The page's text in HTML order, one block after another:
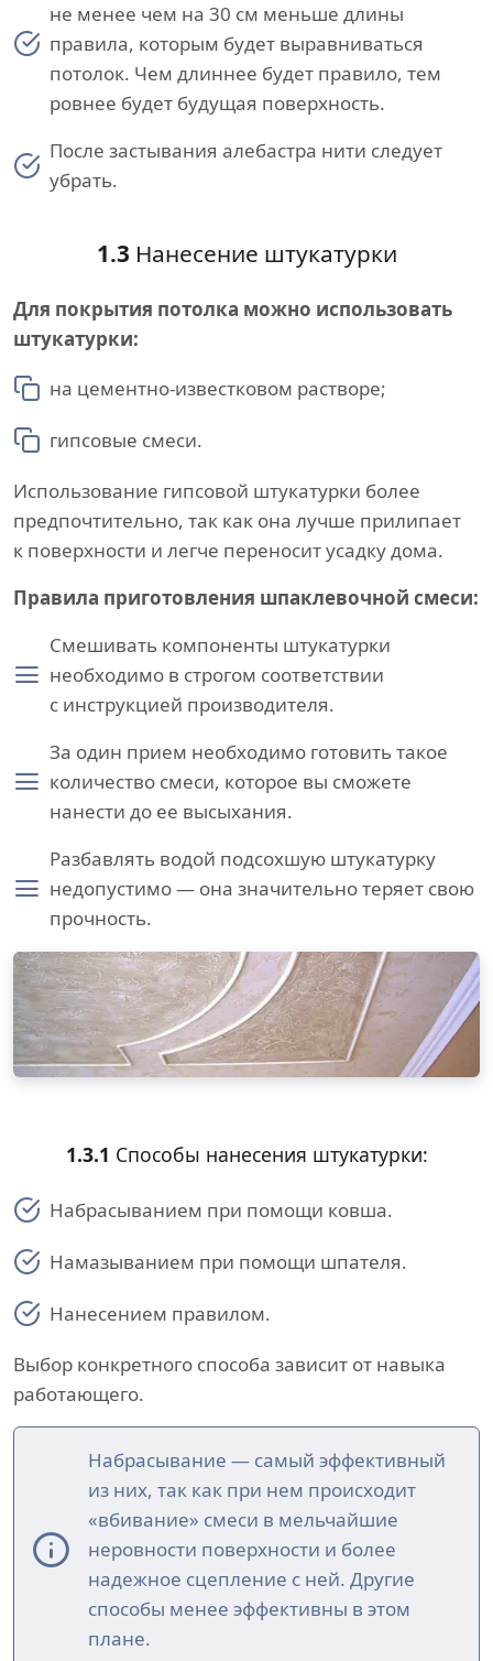
не менее чем на 30 см меньше длины
правила, которым будет выравниваться
потолок. Чем длиннее будет правило, тем
ровнее будет будущая поверхность.
После застывания алебастра нити следует
убрать.
1.3 Нанесение штукатурки
Для покрытия потолка можно использовать
штукатурки:
на цементно-известковом растворе;
гипсовые смеси.
Использование гипсовой штукатурки более
предпочтительно, так как она лучше прилипает
к поверхности и легче переносит усадку дома.
Правила приготовления шпаклевочной смеси:
Смешивать компоненты штукатурки
необходимо в строгом соответствии
с инструкцией производителя.
За один прием необходимо готовить такое
количество смеси, которое вы сможете
нанести до ее высыхания.
Разбавлять водой подсохшую штукатурку
недопустимо — она значительно теряет свою
прочность.
1.3.1 Способы нанесения штукатурки:
Набрасыванием при помощи ковша.
Намазыванием при помощи шпателя.
Нанесением правилом.
Выбор конкретного способа зависит от навыка
работающего.
Набрасывание — самый эффективный
из них, так как при нем происходит
«вбивание» смеси в мельчайшие
неровности поверхности и более
надежное сцепление с ней. Другие
способы менее эффективны в этом
плане.